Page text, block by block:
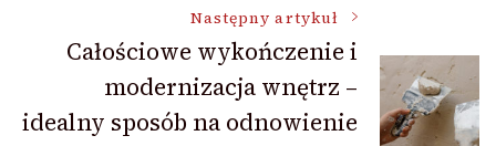
Następny artykuł
Całościowe wykończenie i
modernizacja wnętrz –
idealny sposób na odnowienie